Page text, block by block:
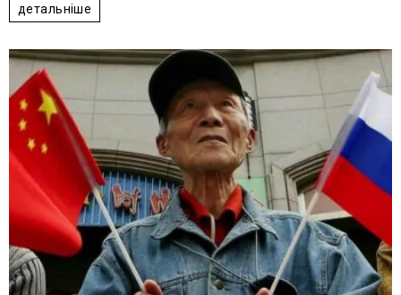
детальніше